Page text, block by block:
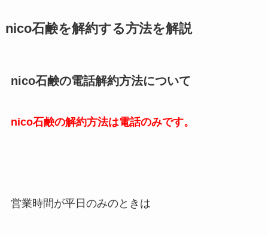
nico石鹸を解約する方法を解説
nico石鹸の電話解約方法について
nico石鹸の解約方法は電話のみです。
営業時間が平日のみのときは